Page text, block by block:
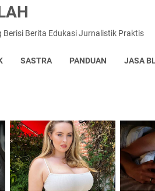
Berita Edukasi Jurnalistik Praktis
SASTRA PANDUAN JASA